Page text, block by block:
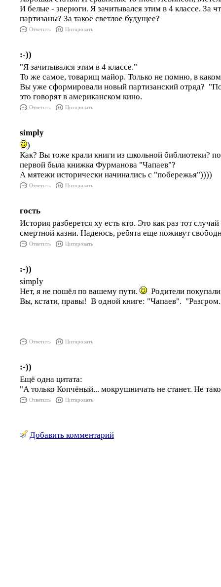
И белые - зверюги. Я зачитывался этим в 4 классе. За
партизаны? За такое светлое будущее?
Ответить Цитировать
:-))
"Я зачитывался этим в 4 классе."
То же самое, товарищ майор. Только не помню, в
Вы уже сформировали новый партизанский отряд?
это говорят в американском кино.
Ответить Цитировать
simply
)
Как? Вы тоже крали книги из школьной библиотеки?
первой была книжка Фурманова "Чапаев"?
А мятежи исторически начинались с "побережья"))))
Ответить Цитировать
гость
История разберется ху есть кто. Это как раз тот
смертной казни. Надеюсь, ребята еще поживут
Ответить Цитировать
:-))
simply
Нет, я не пошёл по вашему пути.
Родители
Вы, кстати, правы! В одной книге: "Чапаев".
Ответить Цитировать
:-))
Ещё одна цитата:
"А только Копчёный... мокрушничать не станет. Не
Ответить Цитировать
Добавить комментарий